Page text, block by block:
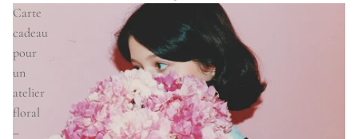
Carte
cadeau
pour
un
atelier
floral
–